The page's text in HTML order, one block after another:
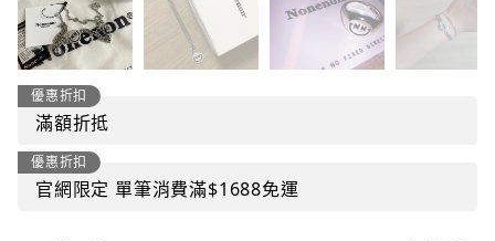
優惠折扣
滿額折抵
優惠折扣
官網限定 單筆消費滿$1688免運